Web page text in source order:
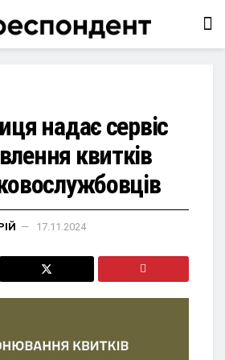
надає сервіс
квитків
17.11.2024